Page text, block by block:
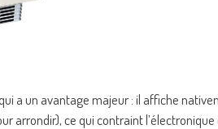
a un avantage majeur : il affiche
arrondir), ce qui contraint